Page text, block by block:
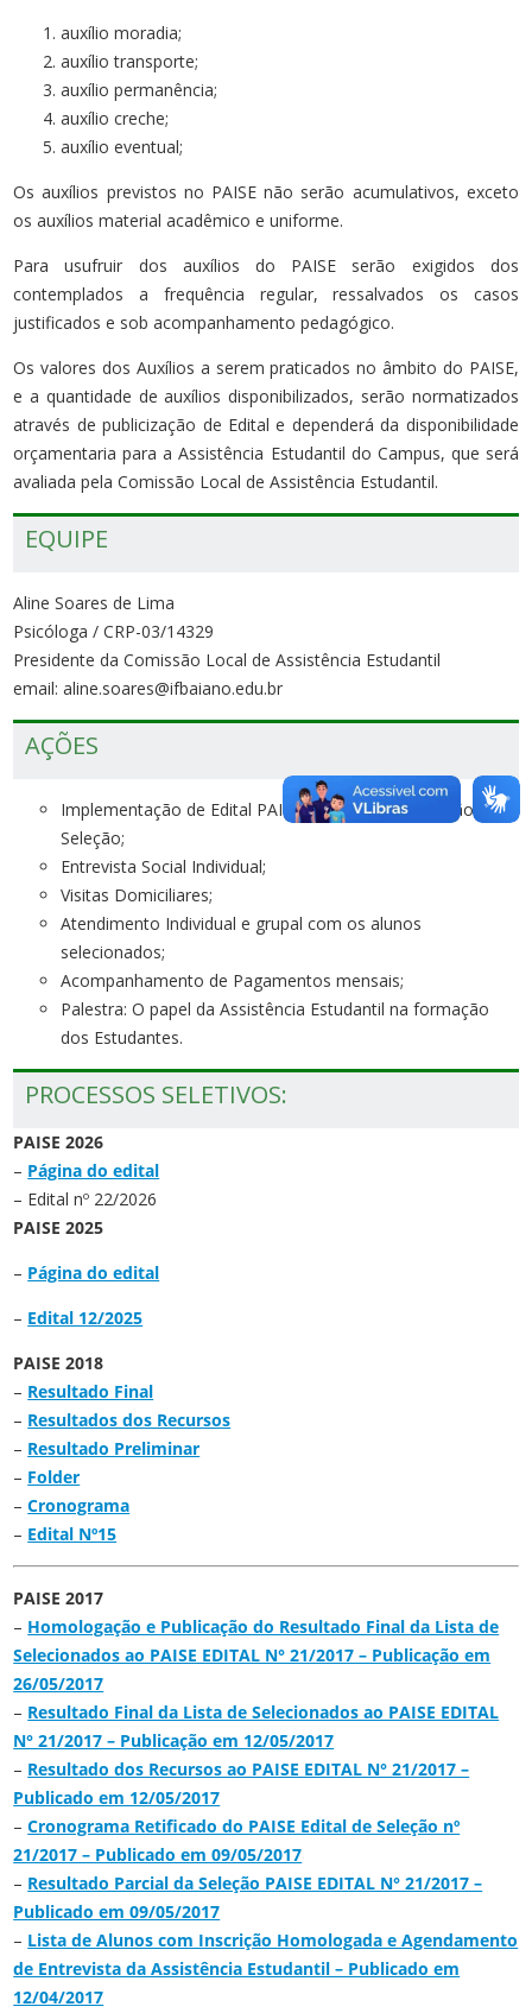
auxílio moradia;
auxílio transporte;
auxílio permanência;
auxílio creche;
auxílio eventual;
Os auxílios previstos no PAISE não serão acumulativos, exceto
os auxílios material acadêmico e uniforme.
Para usufruir dos auxílios do PAISE serão exigidos dos
contemplados a frequência regular, ressalvados os casos
justificados e sob acompanhamento pedagógico.
Os valores dos Auxílios a serem praticados no âmbito do PAISE,
e a quantidade de auxílios disponibilizados, serão normatizados
através de publicização de Edital e dependerá da disponibilidade
orçamentaria para a Assistência Estudantil do Campus, que será
avaliada pela Comissão Local de Assistência Estudantil.
EQUIPE
Aline Soares de Lima
Psicóloga / CRP-03/14329
Presidente da Comissão Local de Assistência Estudantil
email: aline.soares@ifbaiano.edu.br
AÇÕES
Implementação de Edital PAISE: Divulgação, Inscrição,
Seleção;
Entrevista Social Individual;
Visitas Domiciliares;
Atendimento Individual e grupal com os alunos
selecionados;
Acompanhamento de Pagamentos mensais;
Palestra: O papel da Assistência Estudantil na formação
dos Estudantes.
PROCESSOS SELETIVOS:
PAISE 2026
– Página do edital
– Edital nº 22/2026
PAISE 2025
– Página do edital
– Edital 12/2025
PAISE 2018
– Resultado Final
– Resultados dos Recursos
– Resultado Preliminar
– Folder
–Cronograma
– Edital Nº15
PAISE 2017
– Homologação e Publicação do Resultado Final da Lista de
Selecionados ao PAISE EDITAL N° 21/2017 – Publicação em
26/05/2017
– Resultado Final da Lista de Selecionados ao PAISE EDITAL
N° 21/2017 – Publicação em 12/05/2017
– Resultado dos Recursos ao PAISE EDITAL N° 21/2017 –
Publicado em 12/05/2017
–Cronograma Retificado do PAISE Edital de Seleção nº
21/2017 – Publicado em 09/05/2017
– Resultado Parcial da Seleção PAISE EDITAL N° 21/2017 –
Publicado em 09/05/2017
– Lista de Alunos com Inscrição Homologada e Agendamento
de Entrevista da Assistência Estudantil – Publicado em
12/04/2017